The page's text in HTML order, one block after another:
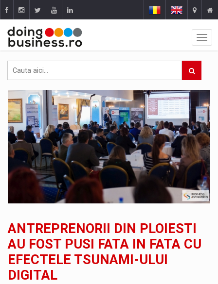
ANTREPRENORII DIN PLOIESTI
AU FOST PUSI FATA IN FATA CU
EFECTELE TSUNAMI-ULUI
DIGITAL